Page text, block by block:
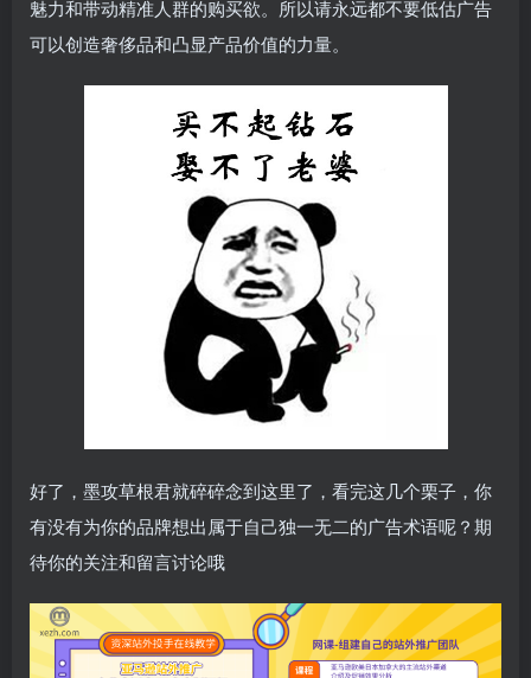
魅力和带动精准人群的购买欲。所以请永远都不要低估广告
可以创造奢侈品和凸显产品价值的力量。
好了，墨攻草根君就碎碎念到这里了，看完这几个栗子，你
有没有为你的品牌想出属于自己独一无二的广告术语呢？期
待你的关注和留言讨论哦